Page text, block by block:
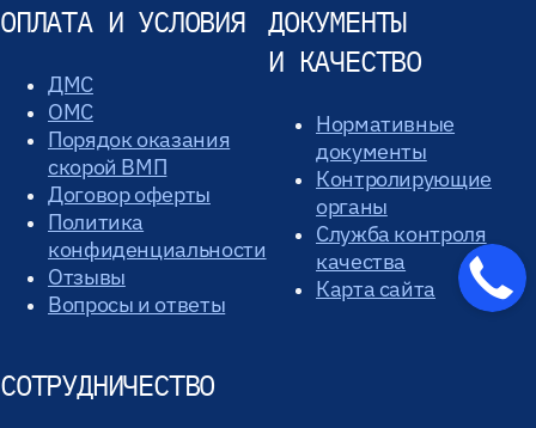
ОПЛАТА И УСЛОВИЯ
ДМС
ОМС
Порядок оказания
скорой ВМП
Договор оферты
Политика
конфиденциальности
Отзывы
Вопросы и ответы
ДОКУМЕНТЫ
И КАЧЕСТВО
Нормативные
документы
Контролирующие
органы
Служба контроля
качества
Карта сайта
СОТРУДНИЧЕСТВО